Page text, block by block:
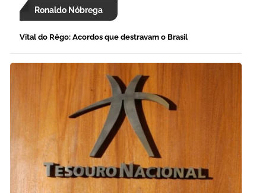
Ronaldo Nóbrega
Vital do Rêgo: Acordos que destravam o Brasil